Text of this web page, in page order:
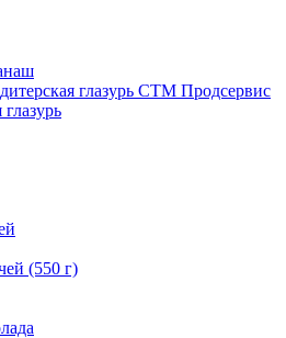
глазурь СТМ Продсервис
(550 г)